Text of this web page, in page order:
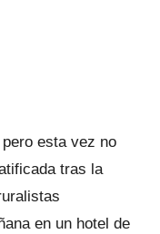
esta vez no
tras la
en un hotel de